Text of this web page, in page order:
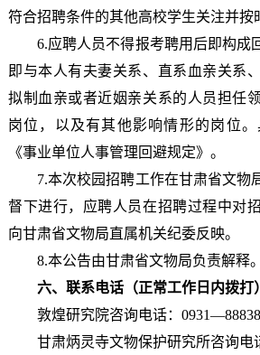
符合招聘条件的其他高校学生关注并按
6.应聘人员不得报考聘用后即构成
即与本人有夫妻关系、直系血亲关系
拟制血亲或者近姻亲关系的人员担任
岗位，以及有其他影响情形的岗位
《事业单位人事管理回避规定》。
7.本次校园招聘工作在甘肃省文物
督下进行，应聘人员在招聘过程中对
向甘肃省文物局直属机关纪委反映。
8.本公告由甘肃省文物局负责解释。
六、联系电话（正常工作日内拨打）
敦煌研究院咨询电话：
甘肃炳灵寺文物保护研究所咨询电